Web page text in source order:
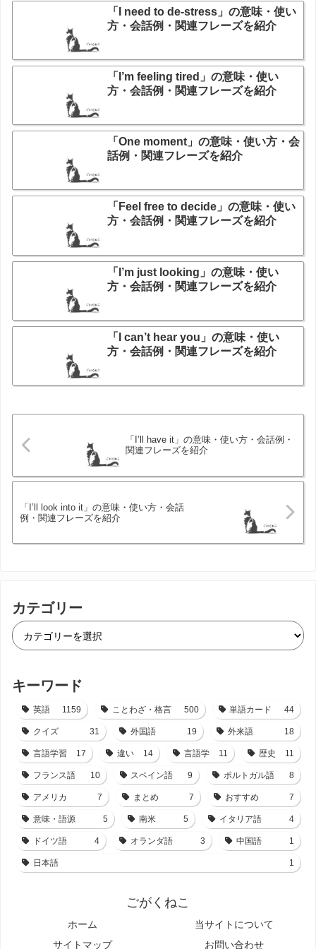
「I need to de-stress」の意味・使い
方・会話例・関連フレーズを紹介
「I’m feeling tired」の意味・使い
方・会話例・関連フレーズを紹介
「One moment」の意味・使い方・会
話例・関連フレーズを紹介
「Feel free to decide」の意味・使い
方・会話例・関連フレーズを紹介
「I’m just looking」の意味・使い
方・会話例・関連フレーズを紹介
「I can’t hear you」の意味・使い
方・会話例・関連フレーズを紹介
「I’ll have it」の意味・使い方・会話例・
関連フレーズを紹介
「I’ll look into it」の意味・使い方・会話
例・関連フレーズを紹介
カテゴリー
キーワード
英語 1159 ことわざ・格言 500 単語カード 44
クイズ 31 外国語 19 外来語 18
言語学習 17 違い 14 言語学 11 歴史 11
フランス語 10 スペイン語 9 ポルトガル語 8
アメリカ 7 まとめ 7 おすすめ 7
意味・語源 5 南米 5 イタリア語 4
ドイツ語 4 オランダ語 3 中国語 1
日本語 1
ごがくねこ
ホーム
当サイトについて
サイトマップ
お問い合わせ